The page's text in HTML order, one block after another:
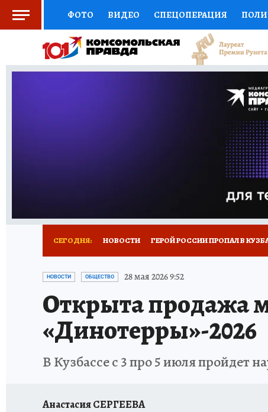
ФОТО ВИДЕО СПЕЦОПЕРАЦИЯ
СОЦПОДДЕРЖКА НАУКА СПОРТ
ВЫБОР ЭКСПЕРТОВ ДОКТОР ФИНАНСЫ
ПРОГНОЗЫ НА СПОРТ
НОВОЕ НА САЙТЕ
СЕГОДНЯ: НОВОСТИ ГЕРОЙ РОССИИ ПРОПАЛ В
ЗАПОВЕДНАЯ РОССИЯ
НОВОСТИ ОБЩЕСТВО 28 мая 2026 9:52
Открыта продажа
«Динотерры»-2026
В Кузбассе с 3 про 5 июля пройдет
Анастасия СЕРГЕЕВА